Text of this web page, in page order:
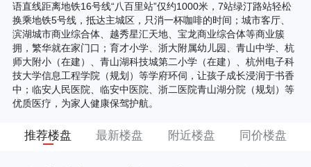
语直线距离地铁16号线“八百里站”仅约1000米，7站绿汀路站轻松
换乘地铁5号线，抵达主城区，只消一杯咖啡的时间；城市客厅、
滨湖城市商业综合体、越秀星汇天地、宝龙商业综合体等商业簇
拥，繁华就在家门口；育才小学、浙大附属幼儿园、青山中学、杭
师大附小（在建）、青山湖科技城第二小学（在建）、杭州电子科
技大学信息工程学院（规划）等学府环伺，让孩子成长浸润于书香
中；临安人民医院、临安中医院、浙二医院青山湖分院（规划）等
优质医疗，为家人健康保驾护航。
推荐楼盘 最新楼盘 附近楼盘 同价楼盘